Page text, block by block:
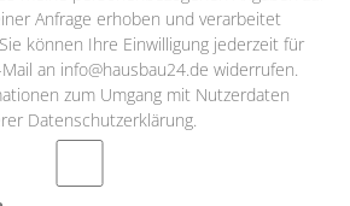
Anfrage erhoben und verarbeitet
können Ihre Einwilligung jederzeit für
an info@hausbau24.de widerrufen.
zum Umgang mit Nutzerdaten
Datenschutzerklärung.